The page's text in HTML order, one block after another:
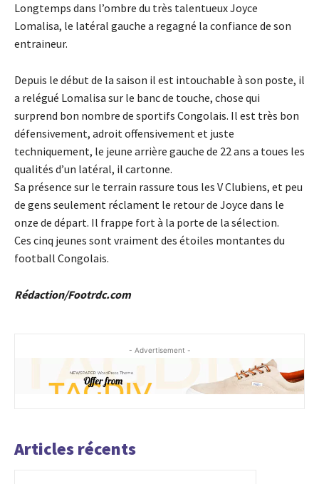
Longtemps dans l’ombre du très talentueux Joyce
Lomalisa, le latéral gauche a regagné la confiance de son
entraineur.
Depuis le début de la saison il est intouchable à son poste, il
a relégué Lomalisa sur le banc de touche, chose qui
surprend bon nombre de sportifs Congolais. Il est très bon
défensivement, adroit offensivement et juste
techniquement, le jeune arrière gauche de 22 ans a toues les
qualités d’un latéral, il cartonne.
Sa présence sur le terrain rassure tous les V Clubiens, et peu
de gens seulement réclament le retour de Joyce dans le
onze de départ. Il frappe fort à la porte de la sélection.
Ces cinq jeunes sont vraiment des étoiles montantes du
football Congolais.
Rédaction/Footrdc.com
- Advertisement -
Articles récents